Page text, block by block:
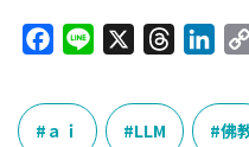
c
e
e
e
n
k
ａｉ LLM 佛